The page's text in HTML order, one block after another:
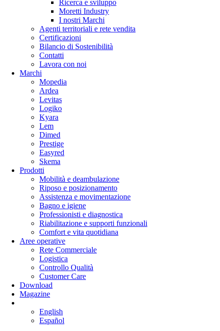
Ricerca e sviluppo
Moretti Industry
I nostri Marchi
Agenti territoriali e rete vendita
Certificazioni
Bilancio di Sostenibilità
Contatti
Lavora con noi
Marchi
Mopedia
Ardea
Levitas
Logiko
Kyara
Lem
Dimed
Prestige
Easyred
Skema
Prodotti
Mobilità e deambulazione
Riposo e posizionamento
Assistenza e movimentazione
Bagno e igiene
Professionisti e diagnostica
Riabilitazione e supporti funzionali
Comfort e vita quotidiana
Aree operative
Rete Commerciale
Logistica
Controllo Qualità
Customer Care
Download
Magazine
English
Español